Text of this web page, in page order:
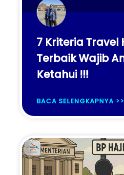
7 Kriteria Travel
Terbaik Wajib
Ketahui !!!
BACA SELENGKAPNYA >>